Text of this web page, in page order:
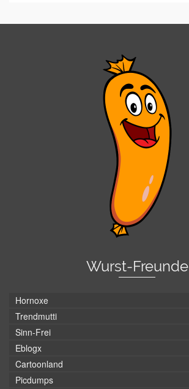
Wurst-Freunde
Hornoxe
Trendmutti
Sinn-Frei
Eblogx
Cartoonland
Picdumps